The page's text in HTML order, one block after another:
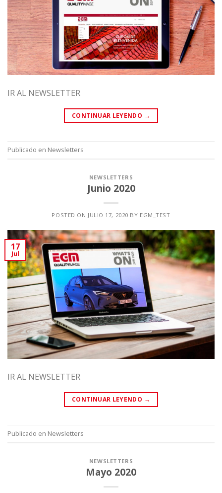
IR AL NEWSLETTER
CONTINUAR LEYENDO →
Publicado en Newsletters
NEWSLETTERS
Junio 2020
POSTED ON JULIO 17, 2020 BY EGM_TEST
17
Jul
IR AL NEWSLETTER
CONTINUAR LEYENDO →
Publicado en Newsletters
NEWSLETTERS
Mayo 2020